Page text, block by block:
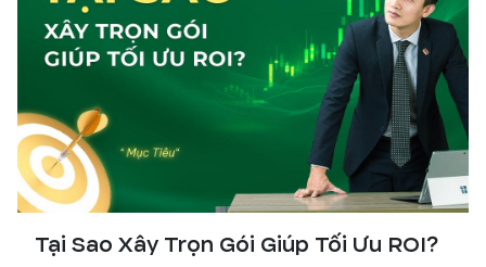
Tại Sao Xây Trọn Gói Giúp Tối Ưu ROI?